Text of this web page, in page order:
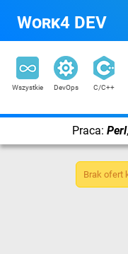
Work4 DEV
Wszystkie DevOps C/C++
Praca: Perl
Brak ofert